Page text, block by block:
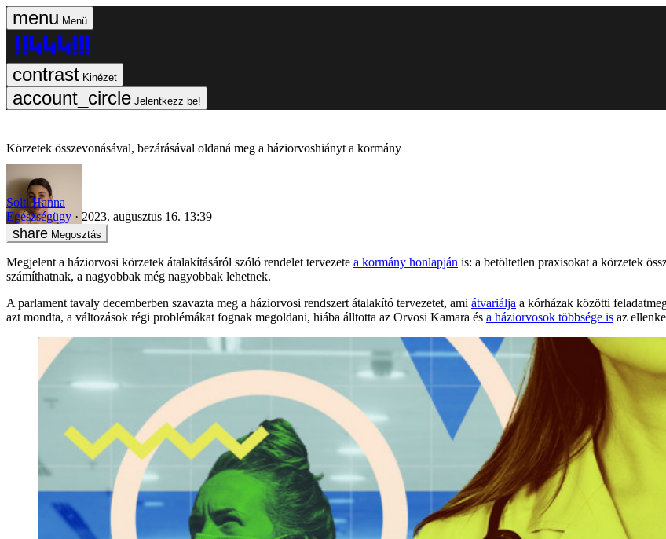
Menü
Kinézet
Jelentkezz be!
Körzetek összevonásával, bezárásával oldaná meg a háziorvoshiányt a kormány
Solti Hanna
Egészségügy
2023. augusztus 16. 13:39
Megosztás
Megjelent a háziorvosi körzetek átalakításáról szóló rendelet tervezete a kormány honlapján is: a betöltetlen praxisokat a körzetek
számíthatnak, a nagyobbak még nagyobbak lehetnek.
A parlament tavaly decemberben szavazta meg a háziorvosi rendszert átalakító tervezetet, ami átvariálja a kórházak közötti
azt mondta, a változások régi problémákat fognak megoldani, hiába álltotta az Orvosi Kamara és a háziorvosok többsége is az